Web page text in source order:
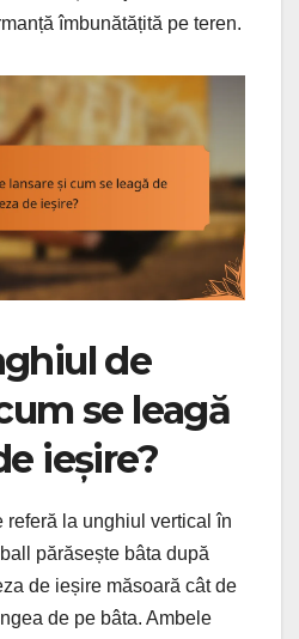
îmbunătățită pe teren.
de
se leagă
ieșire?
referă la unghiul vertical în
părăsește bâta după
de ieșire măsoară cât de
de pe bâta. Ambele